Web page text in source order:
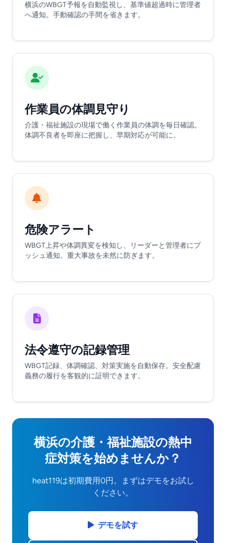
横浜のWBGT予報を自動監視し、基準値超過時に管理者
へ通知。手動確認の手間を省きます。
作業員の体調見守り
介護・福祉施設の現場で働く作業員の体調を毎日確認。
体調不良者を即座に把握し、早期対応が可能に。
危険アラート
WBGT上昇や体調異変を検知し、リーダーと管理者にプ
ッシュ通知。重大事故を未然に防ぎます。
法令遵守の記録管理
WBGT記録、体調確認、対策実施を自動保存。安全配慮
義務の履行を客観的に証明できます。
横浜の介護・福祉施設の熱中
症対策を始めませんか？
heat119は初期費用0円。まずはデモをお試し
ください。
デモを試す